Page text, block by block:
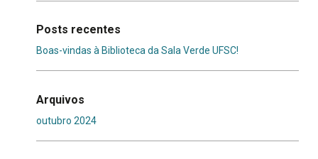
Posts recentes
Boas-vindas à Biblioteca da Sala Verde UFSC!
Arquivos
outubro 2024